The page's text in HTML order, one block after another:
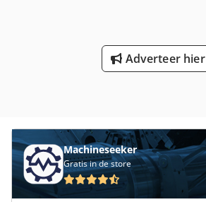
Adverteer hier
Machineseeker
Gratis in de store